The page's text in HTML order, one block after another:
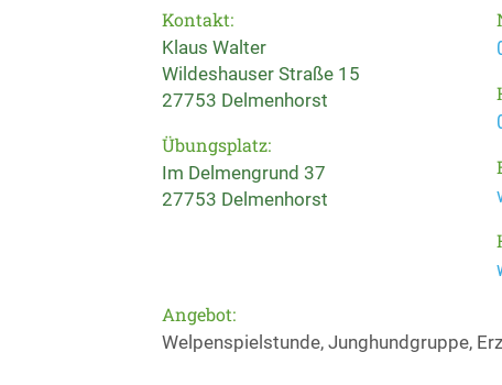
Kontakt:
Klaus Walter
Wildeshauser Straße 15
27753 Delmenhorst
Übungsplatz:
Im Delmengrund 37
27753 Delmenhorst
Angebot:
Welpenspielstunde, Junghundgruppe,